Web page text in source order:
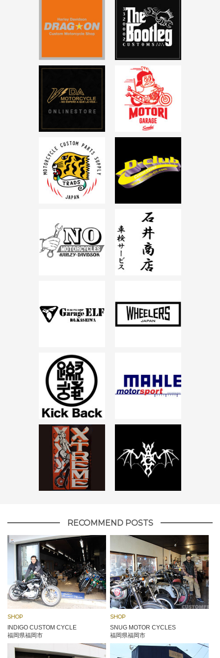
RECOMMEND POSTS
SHOP
INDIGO CUSTOM CYCLE
福岡県福岡市
SHOP
SNUG MOTOR CYCLES
福岡県福岡市